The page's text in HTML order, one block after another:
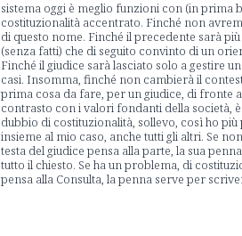
sistema oggi è meglio funzioni con (in prima
costituzionalità accentrato. Finché non
di questo nome. Finché il precedente sarà
(senza fatti) che di seguito convinto di un
Finché il giudice sarà lasciato solo a gestire
casi. Insomma, finché non cambierà il
prima cosa da fare, per un giudice, di fronte
contrasto con i valori fondanti della società, è
dubbio di costituzionalità, sollevo, così ho
insieme al mio caso, anche tutti gli altri. Se
testa del giudice pensa alla parte, la sua
tutto il chiesto. Se ha un problema, di
pensa alla Consulta, la penna serve per